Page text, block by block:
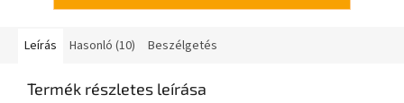
Leírás Hasonló (10) Beszélgetés
Termék részletes leírása